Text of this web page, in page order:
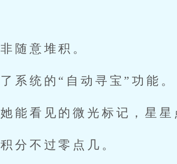
随意堆积。
系统的“自动寻宝”功能。
能看见的微光标记，星星
分不过零点几。